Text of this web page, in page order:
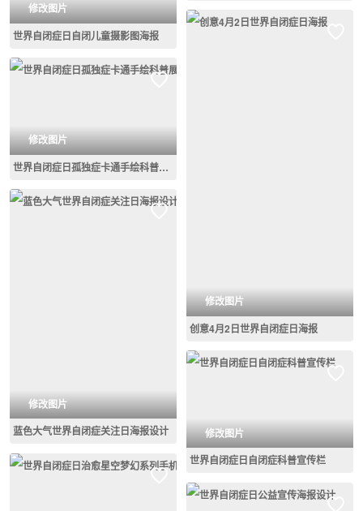
修改图片
世界自闭症日自闭儿童摄影图海报
修改图片
世界自闭症日孤独症卡通手绘科普展板
修改图片
蓝色大气世界自闭症关注日海报设计
修改图片
创意4月2日世界自闭症日海报
修改图片
世界自闭症日自闭症科普宣传栏